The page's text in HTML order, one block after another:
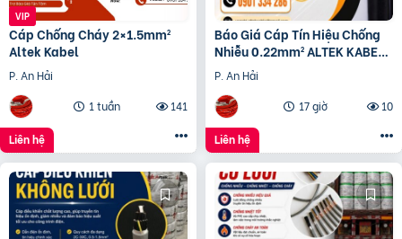
Cáp Chống Cháy 2×1.5mm²
Altek Kabel
P. An Hải
1 tuần
141
Liên hệ
Báo Giá Cáp Tín Hiệu Chống
Nhiễu 0.22mm² ALTEK KABEL |
Đồng Nguyên Chất 100%
P. An Hải
17 giờ
10
Liên hệ